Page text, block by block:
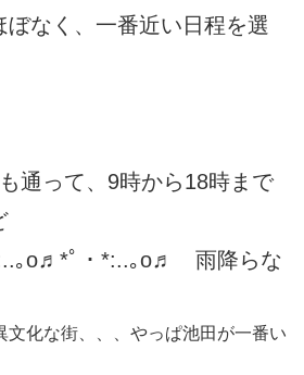
なく、一番近い日程を選
通って、9時から18時まで
｡o♬*ﾟ・*:..｡o♬ 雨降らな
文化な街、、、やっぱ池田が一番い